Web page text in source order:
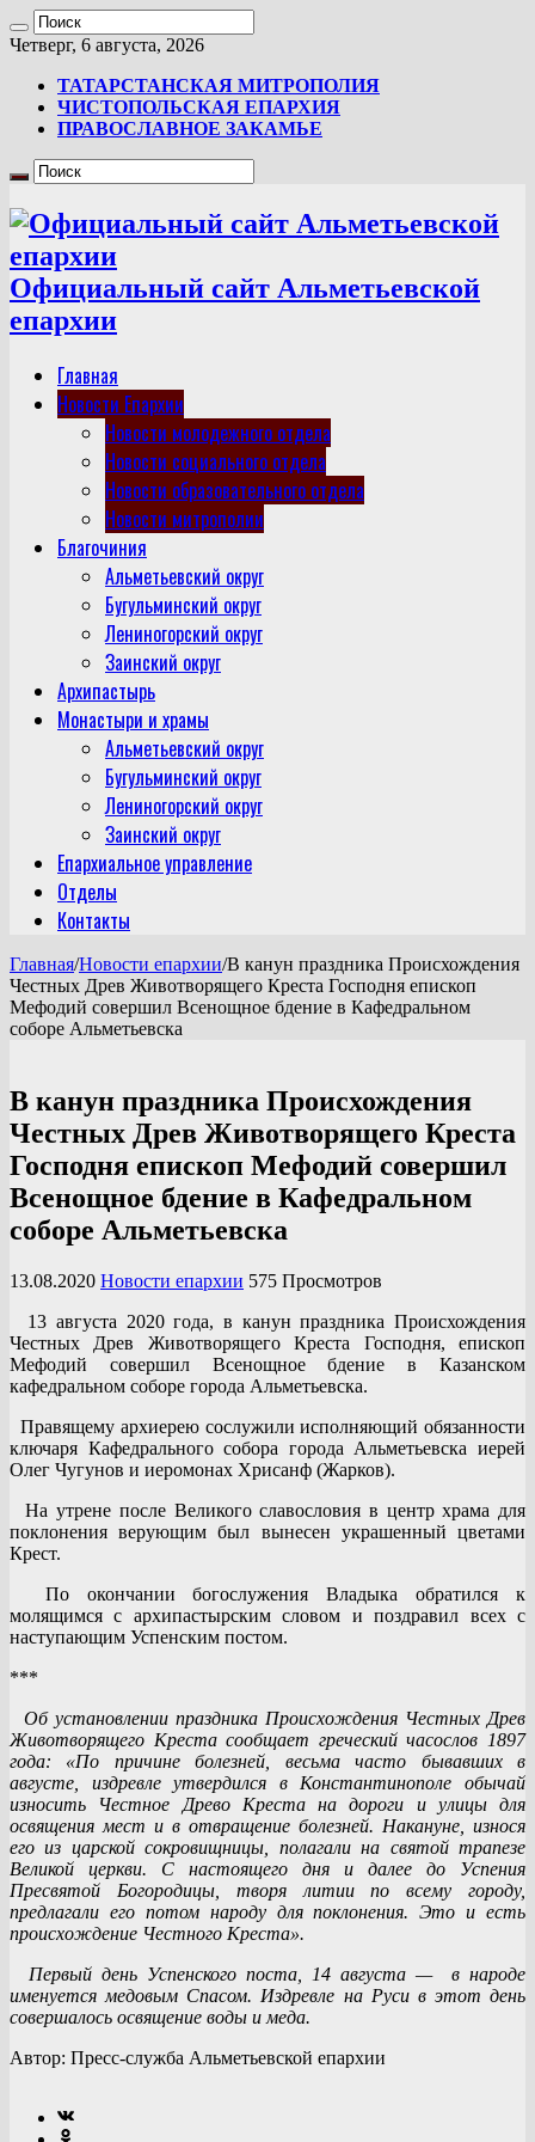
Четверг, 6 августа, 2026
ТАТАРСТАНСКАЯ МИТРОПОЛИЯ
ЧИСТОПОЛЬСКАЯ ЕПАРХИЯ
ПРАВОСЛАВНОЕ ЗАКАМЬЕ
Официальный сайт Альметьевской
епархии
Главная
Новости Епархии
Новости молодежного отдела
Новости социального отдела
Новости образовательного отдела
Новости митрополии
Благочиния
Альметьевский округ
Бугульминский округ
Лениногорский округ
Заинский округ
Архипастырь
Монастыри и храмы
Альметьевский округ
Бугульминский округ
Лениногорский округ
Заинский округ
Епархиальное управление
Отделы
Контакты
Главная/Новости епархии/В канун праздника Происхождения
Честных Древ Животворящего Креста Господня епископ
Мефодий совершил Всенощное бдение в Кафедральном
соборе Альметьевска
В канун праздника Происхождения
Честных Древ Животворящего Креста
Господня епископ Мефодий совершил
Всенощное бдение в Кафедральном
соборе Альметьевска
13.08.2020 Новости епархии 575 Просмотров
13 августа 2020 года, в канун праздника Происхождения
Честных Древ Животворящего Креста Господня, епископ
Мефодий совершил Всенощное бдение в Казанском
кафедральном соборе города Альметьевска.
Правящему архиерею сослужили исполняющий обязанности
ключаря Кафедрального собора города Альметьевска иерей
Олег Чугунов и иеромонах Хрисанф (Жарков).
На утрене после Великого славословия в центр храма для
поклонения верующим был вынесен украшенный цветами
Крест.
По окончании богослужения Владыка обратился к
молящимся с архипастырским словом и поздравил всех с
наступающим Успенским постом.
***
Об установлении праздника Происхождения Честных Древ
Животворящего Креста сообщает греческий часослов 1897
года: «По причине болезней, весьма часто бывавших в
августе, издревле утвердился в Константинополе обычай
износить Честное Древо Креста на дороги и улицы для
освящения мест и в отвращение болезней. Накануне, износя
его из царской сокровищницы, полагали на святой трапезе
Великой церкви. С настоящего дня и далее до Успения
Пресвятой Богородицы, творя литии по всему городу,
предлагали его потом народу для поклонения. Это и есть
происхождение Честного Креста».
Первый день Успенского поста, 14 августа — в народе
именуется медовым Спасом. Издревле на Руси в этот день
совершалось освящение воды и меда.
Автор: Пресс-служба Альметьевской епархии